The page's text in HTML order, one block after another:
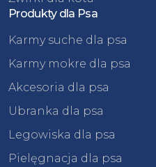
Produkty dla Psa
Karmy suche dla psa
Karmy mokre dla psa
Akcesoria dla psa
Ubranka dla psa
Legowiska dla psa
Pielęgnacja dla psa